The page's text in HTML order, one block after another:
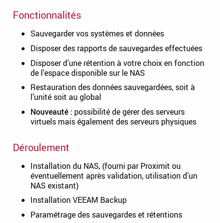
Fonctionnalités
Sauvegarder vos systèmes et données
Disposer des rapports de sauvegardes effectuées
Disposer d’une rétention à votre choix en fonction
de l’espace disponible sur le NAS
Restauration des données sauvegardées, soit à
l’unité soit au global
Nouveauté : possibilité de gérer des serveurs
virtuels mais également des serveurs physiques
Déroulement
Installation du NAS, (fourni par Proximit ou
éventuellement après validation, utilisation d’un
NAS existant)
Installation VEEAM Backup
Paramétrage des sauvegardes et rétentions